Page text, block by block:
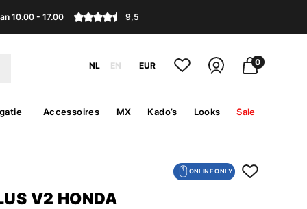
10.00 - 17.00 9,5
NL EN EUR 0
Accessoires MX Kado’s Looks Sale
ONLINE ONLY
V2 HONDA